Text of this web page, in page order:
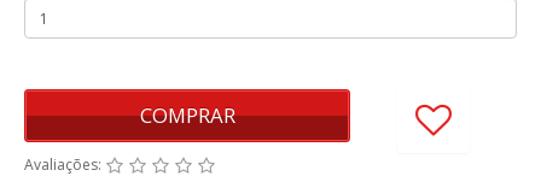
COMPRAR
Avaliações: